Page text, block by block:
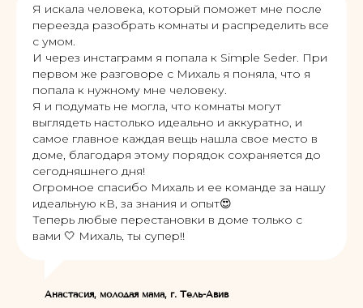
Я искала человека, который поможет мне после
переезда разобрать комнаты и распределить все
с умом.
И через инстаграмм я попала к Simple Seder. При
первом же разговоре с Михаль я поняла, что я
попала к нужному мне человеку.
Я и подумать не могла, что комнаты могут
выглядеть настолько идеально и аккуратно, и
самое главное каждая вещь нашла свое место в
доме, благодаря этому порядок сохраняется до
сегодняшнего дня!
Огромное спасибо Михаль и ее команде за нашу
идеальную кВ, за знания и опыт😍
Теперь любые перестановки в доме только с
вами 🤍 Михаль, ты супер!!
Анастасия, молодая мама, г. Тель-Авив